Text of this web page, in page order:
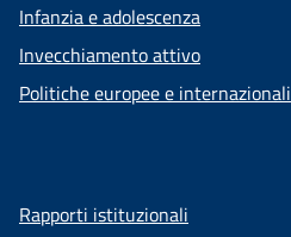
Infanzia e adolescenza
Invecchiamento attivo
Politiche europee e internazionali
Rapporti istituzionali